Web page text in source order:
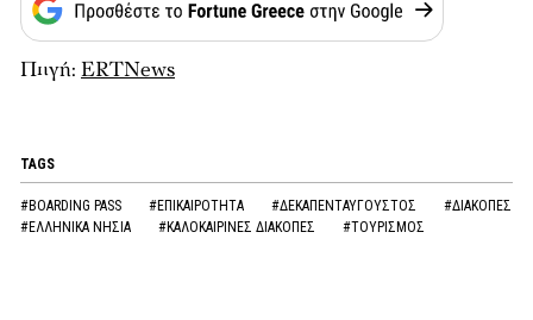
Πηγή: ERTNews
TAGS
#BOARDING PASS #ΕΠΙΚΑΙΡΟΤΗΤΑ #ΔΕΚΑΠΕΝΤΑΥΓΟΥΣΤΟΣ
#ΔΙΑΚΟΠΕΣ
#ΕΛΛΗΝΙΚΑ ΝΗΣΙΑ
#ΚΑΛΟΚΑΙΡΙΝΕΣ ΔΙΑΚΟΠΕΣ #ΤΟΥΡΙΣΜΟΣ